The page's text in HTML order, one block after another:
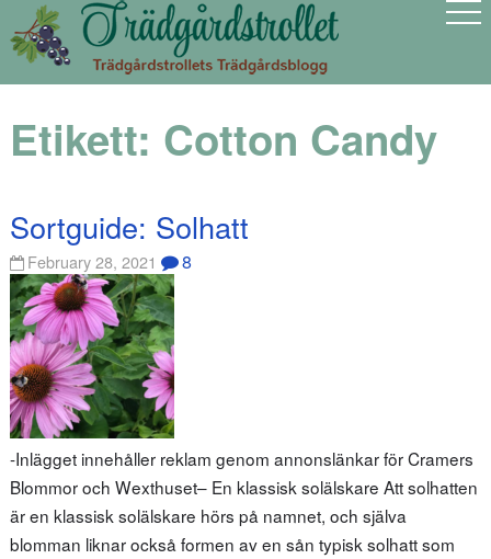
Etikett: Cotton Candy
Sortguide: Solhatt
February 28, 2021 8
-Inlägget innehåller reklam genom annonslänkar för Cramers
Blommor och Wexthuset– En klassisk solälskare Att solhatten
är en klassisk solälskare hörs på namnet, och själva
blomman liknar också formen av en sån typisk solhatt som